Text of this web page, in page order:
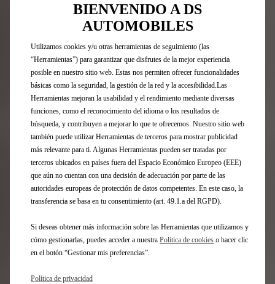
aniversario del DS, cuyo programa se desvelará en
Reserve ya su entrada
Explore la historia de la DS
Volver a noticias
Suscríbase a nuestra newsletter
Gama DS
BIENVENIDO A DS
AUTOMOBILES
Utilizamos cookies y/u otras herramientas de seguimiento (las
“Herramientas”) para garantizar que disfrutes de la mejor experiencia
posible en nuestro sitio web. Estas nos permiten ofrecer funcionalidades
básicas como la seguridad, la gestión de la red y la accesibilidad.Las
Herramientas mejoran la usabilidad y el rendimiento mediante diversas
funciones, como el reconocimiento del idioma o los resultados de
búsqueda, y contribuyen a mejorar lo que te ofrecemos. Nuestro sitio web
también puede utilizar Herramientas de terceros para mostrar publicidad
más relevante para ti. Algunas Herramientas pueden ser tratadas por
terceros ubicados en países fuera del Espacio Económico Europeo (EEE)
que aún no cuentan con una decisión de adecuación por parte de las
autoridades europeas de protección de datos competentes. En este caso, la
transferencia se basa en tu consentimiento (art. 49.1.a del RGPD).
Si deseas obtener más información sobre las Herramientas que utilizamos y
cómo gestionarlas, puedes acceder a nuestra Política de cookies o hacer clic
en el botón “Gestionar mis preferencias”.
Política de privacidad